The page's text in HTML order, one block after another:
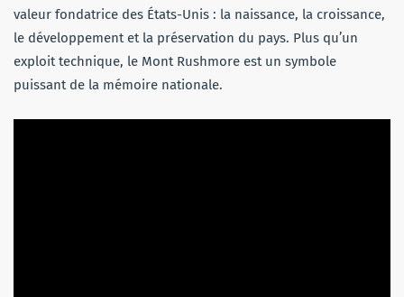
valeur fondatrice des États-Unis : la naissance, la croissance,
le développement et la préservation du pays. Plus qu’un
exploit technique, le Mont Rushmore est un symbole
puissant de la mémoire nationale.